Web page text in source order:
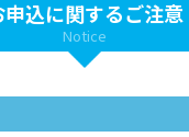
申込に関するご注意
Notice